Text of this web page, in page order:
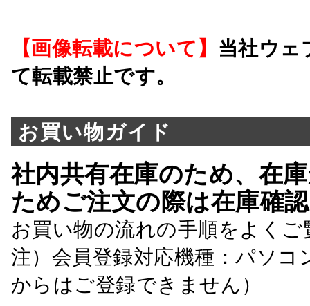
【画像転載について】 当社ウェ
て転載禁止です。
お買い物ガイド
社内共有在庫のため、在
ためご注文の際は在庫確
お買い物の流れの手順をよくご
注）会員登録対応機種：パソ
からはご登録できません）